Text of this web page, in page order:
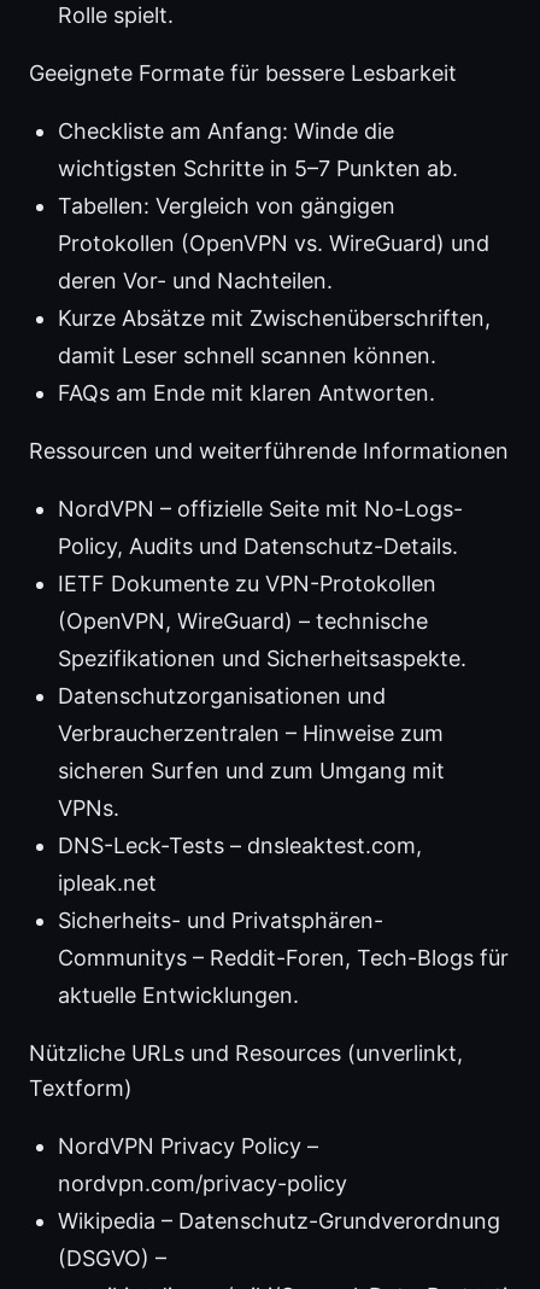
Rolle spielt.
Geeignete Formate für bessere Lesbarkeit
Checkliste am Anfang: Winde die
wichtigsten Schritte in 5–7 Punkten ab.
Tabellen: Vergleich von gängigen
Protokollen (OpenVPN vs. WireGuard) und
deren Vor- und Nachteilen.
Kurze Absätze mit Zwischenüberschriften,
damit Leser schnell scannen können.
FAQs am Ende mit klaren Antworten.
Ressourcen und weiterführende Informationen
NordVPN – offizielle Seite mit No-Logs-
Policy, Audits und Datenschutz-Details.
IETF Dokumente zu VPN-Protokollen
(OpenVPN, WireGuard) – technische
Spezifikationen und Sicherheitsaspekte.
Datenschutzorganisationen und
Verbraucherzentralen – Hinweise zum
sicheren Surfen und zum Umgang mit
VPNs.
DNS-Leck-Tests – dnsleaktest.com,
ipleak.net
Sicherheits- und Privatsphären-
Communitys – Reddit-Foren, Tech-Blogs für
aktuelle Entwicklungen.
Nützliche URLs und Resources (unverlinkt,
Textform)
NordVPN Privacy Policy –
nordvpn.com/privacy-policy
Wikipedia – Datenschutz-Grundverordnung
(DSGVO) –